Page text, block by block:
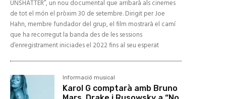
UNSHATTER”, un nou documental que arribarà als cinemes
de tot el món el pròxim 30 de setembre. Dirigit per Joe
Hahn, membre fundador del grup, el film mostrarà el camí
que ha recorregut la banda des de les sessions
d’enregistrament iniciades el 2022 fins al seu esperat
Informació musical
Karol G comptarà amb Bruno